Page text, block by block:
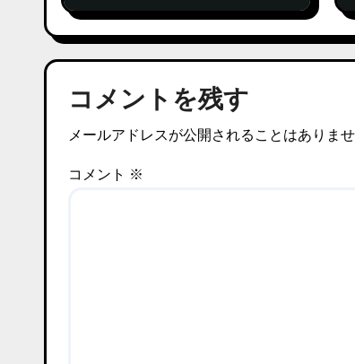
コメントを残す
メールアドレスが公開されることはありませ
コメント ※